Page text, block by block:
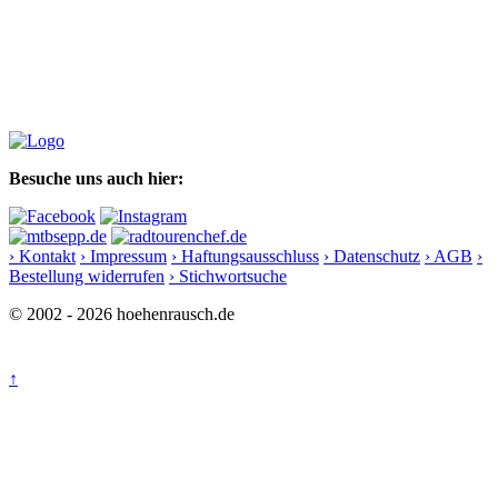
Besuche uns auch hier:
› Kontakt › Impressum › Haftungsausschluss › Datenschutz › AGB ›
Bestellung widerrufen › Stichwortsuche
© 2002 - 2026 hoehenrausch.de
↑